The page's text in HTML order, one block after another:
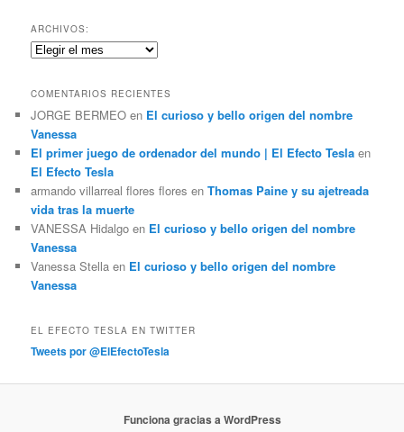
c
a
r
ARCHIVOS:
Archivos:
COMENTARIOS RECIENTES
JORGE BERMEO en El curioso y bello origen del nombre
Vanessa
El primer juego de ordenador del mundo | El Efecto Tesla en
El Efecto Tesla
armando villarreal flores flores enThomas Paine y su ajetreada
vida tras la muerte
VANESSA Hidalgo en El curioso y bello origen del nombre
Vanessa
Vanessa Stella en El curioso y bello origen del nombre
Vanessa
EL EFECTO TESLA EN TWITTER
Tweets por @ElEfectoTesla
Funciona gracias a WordPress